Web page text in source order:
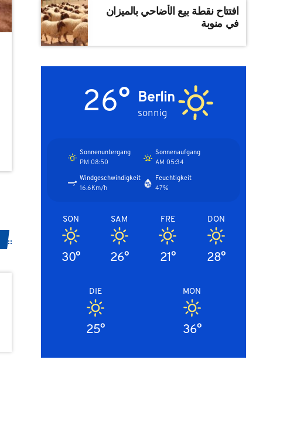
افتتاح نقطة بيع الأضاحي بالميزان
في منوبة
Berlin
sonnig
26°
Sonnenaufgang
05:34 AM
Sonnenuntergang
08:50 PM
Feuchtigkeit
47%
Windgeschwindigkeit
16.6Km/h
DON
28°
FRE
21°
SAM
26°
SON
30°
MON
36°
DIE
25°